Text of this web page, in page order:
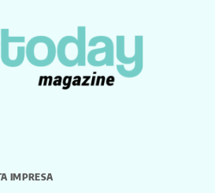
IMPRESA